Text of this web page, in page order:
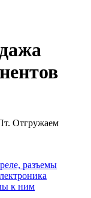
Отгружаем
разъемы
к ним